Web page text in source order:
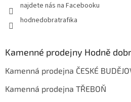
najdete nás na Facebooku
hodnedobratrafika
Kamenné prodejny Hodně
Kamenná prodejna ČESKÉ
Kamenná prodejna TŘEBOŇ